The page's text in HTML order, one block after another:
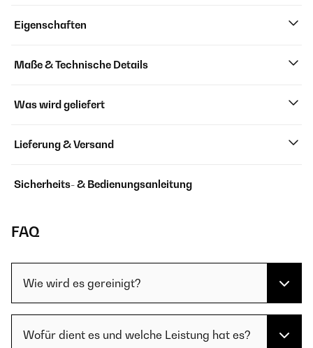
Eigenschaften
Maße & Technische Details
Was wird geliefert
Lieferung & Versand
Sicherheits- & Bedienungsanleitung
FAQ
Wie wird es gereinigt?
Wofür dient es und welche Leistung hat es?